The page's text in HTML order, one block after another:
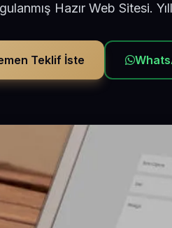
Hazır Web Sitesi.
Teklif İste